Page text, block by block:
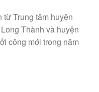
Trung tâm huyện
Thành và huyện
công mới trong năm